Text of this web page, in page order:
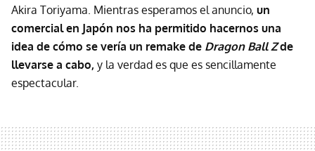
Akira Toriyama. Mientras esperamos el anuncio, un
comercial en Japón nos ha permitido hacernos una
idea de cómo se vería un remake de Dragon Ball Zde
llevarse a cabo, y la verdad es que es sencillamente
espectacular.